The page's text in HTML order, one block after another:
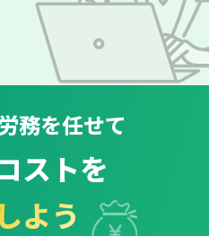
務を任せて
ストを
よう